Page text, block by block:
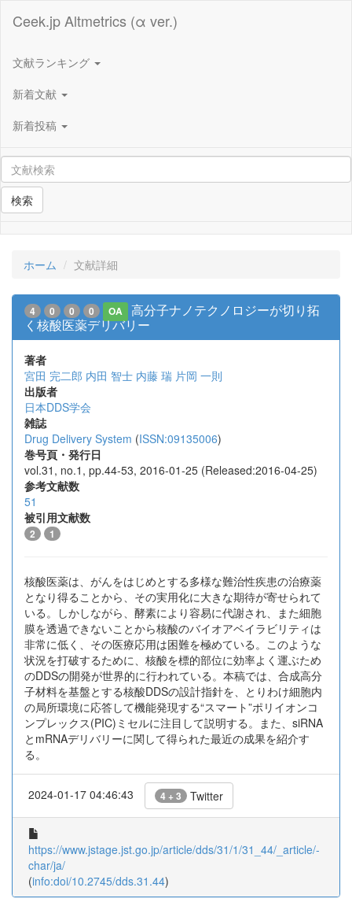
Ceek.jp Altmetrics (α ver.)
文献ランキング
新着文献
新着投稿
検索
ホーム 文献詳細
4 0 0 0 OA
高分子ナノテクノロジーが切り拓
く核酸医薬デリバリー
著者
宮田 完二郎 内田 智士 内藤 瑞 片岡 一則
出版者
日本DDS学会
雑誌
Drug Delivery System (ISSN:09135006)
巻号頁・発行日
vol.31, no.1, pp.44-53, 2016-01-25 (Released:2016-04-25)
参考文献数
51
被引用文献数
2 1
核酸医薬は、がんをはじめとする多様な難治性疾患の治療薬
となり得ることから、その実用化に大きな期待が寄せられて
いる。しかしながら、酵素により容易に代謝され、また細胞
膜を透過できないことから核酸のバイオアベイラビリティは
非常に低く、その医療応用は困難を極めている。このような
状況を打破するために、核酸を標的部位に効率よく運ぶため
のDDSの開発が世界的に行われている。本稿では、合成高分
子材料を基盤とする核酸DDSの設計指針を、とりわけ細胞内
の局所環境に応答して機能発現する“スマート”ポリイオンコ
ンプレックス(PIC)ミセルに注目して説明する。また、siRNA
とmRNAデリバリーに関して得られた最近の成果を紹介す
る。
2024-01-17 04:46:43 4 + 3 Twitter
https://www.jstage.jst.go.jp/article/dds/31/1/31_44/_article/-
char/ja/
(info:doi/10.2745/dds.31.44)